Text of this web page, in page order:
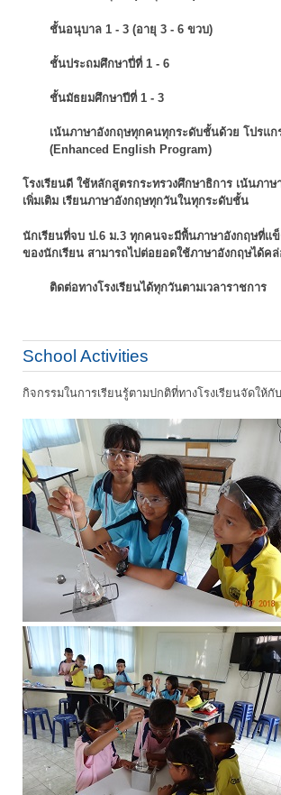
ชั้นอนุบาล 1 - 3 (อายุ 3 - 6 ขวบ)
ชั้นประถมศึกษาปี่ที่ 1 - 6
ชั้นมัธยมศึกษาปีที่ 1 - 3
เน้นภาษาอังกฤษทุกคนทุกระดับชั้นด้วย โปรแก
(Enhanced English Program)
โรงเรียนดี ใช้หลักสูตรกระทรวงศึกษาธิการ เน้นภา
เพิ่มเติม เรียนภาษาอังกฤษทุกวันในทุกระดับชั้น
นักเรียนที่จบ ป.6 ม.3 ทุกคนจะมีพื้นภาษาอังกฤษที่แข็
ของนักเรียน สามารถไปต่อยอดใช้ภาษาอังกฤษได้ค
ติดต่อทางโรงเรียนได้ทุกวันตามเวลาราชการ
School Activities
กิจกรรมในการเรียนรู้ตามปกติที่ทางโรงเรียนจัดให้กั